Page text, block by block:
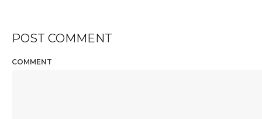
POST COMMENT
COMMENT